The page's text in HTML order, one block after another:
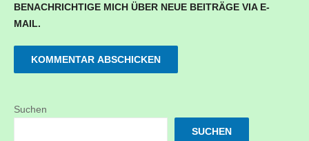
BENACHRICHTIGE MICH ÜBER NEUE BEITRÄGE VIA E-
MAIL.
Suchen
SUCHEN